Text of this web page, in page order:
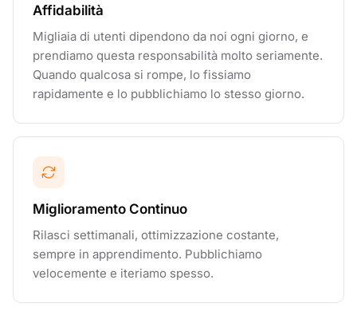
Affidabilità
Migliaia di utenti dipendono da noi ogni giorno, e
prendiamo questa responsabilità molto seriamente.
Quando qualcosa si rompe, lo fissiamo
rapidamente e lo pubblichiamo lo stesso giorno.
Miglioramento Continuo
Rilasci settimanali, ottimizzazione costante,
sempre in apprendimento. Pubblichiamo
velocemente e iteriamo spesso.